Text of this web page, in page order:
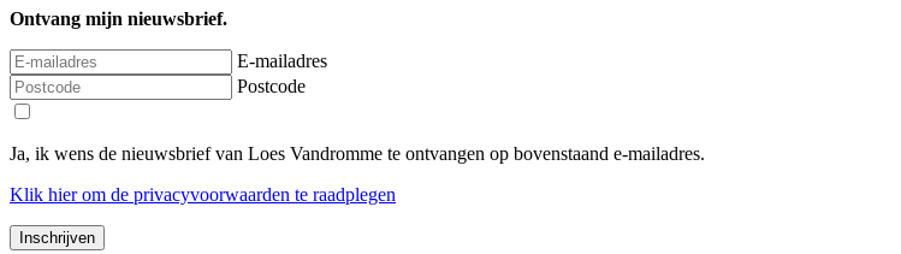
Ontvang mijn nieuwsbrief.
E-mailadres
Postcode
Ja, ik wens de nieuwsbrief van Loes Vandromme te ontvangen op bovenstaand e-mailadres.
Klik hierom de privacyvoorwaarden te raadplegen